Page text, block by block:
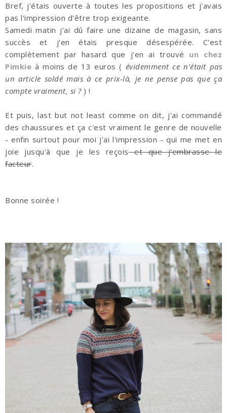
Bref, j'étais ouverte à toutes les propositions et j'avais
pas l'impression d'être trop exigeante.
Samedi matin j'ai dû faire une dizaine de magasin, sans
succès et j'en étais presque désespérée. C'est
complètement par hasard que j'en ai trouvé un chez
Pimkie à moins de 13 euros ( évidemment ce n'était pas
un article soldé mais à ce prix-là, je ne pense pas que ça
compte vraiment, si ?) !
Et puis, last but not least comme on dit, j'ai commandé
des chaussures et ça c'est vraiment le genre de nouvelle
- enfin surtout pour moi j'ai l'impression - qui me met en
joie jusqu'à que je les reçoiset que j'embrasse le
facteur.
Bonne soirée !